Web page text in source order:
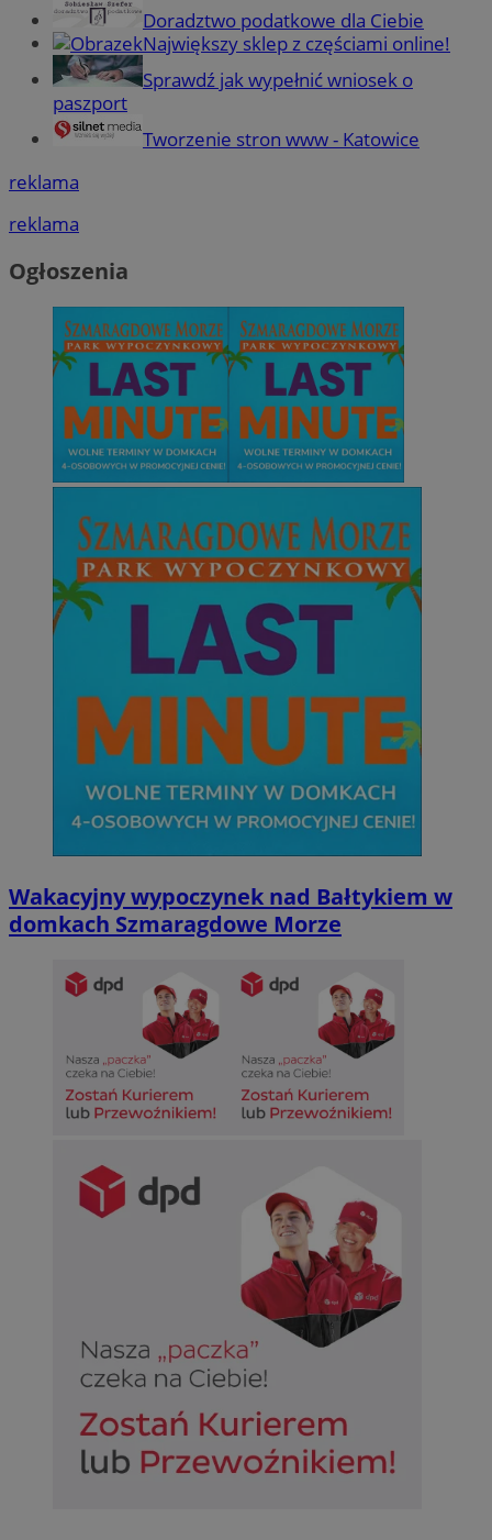
Doradztwo podatkowe dla Ciebie
Największy sklep z częściami online!
Sprawdź jak wypełnić wniosek o
paszport
Tworzenie stron www - Katowice
reklama
reklama
Ogłoszenia
Wakacyjny wypoczynek nad Bałtykiem w
domkach Szmaragdowe Morze